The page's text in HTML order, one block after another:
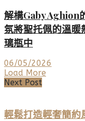
解構Gaby Aghion
氛將聖托佩的溫暖
璃瓶中
06/05/2026
Load More
Next Post
輕鬆打造輕奢簡約